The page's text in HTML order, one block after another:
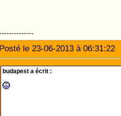
le 23-06-2013 à
budapest a écrit :